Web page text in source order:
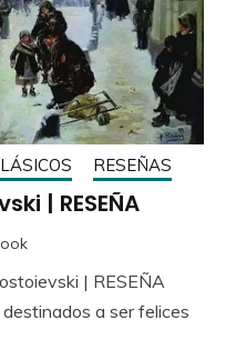
RESEÑAS
| RESEÑA
| RESEÑA
a ser felices